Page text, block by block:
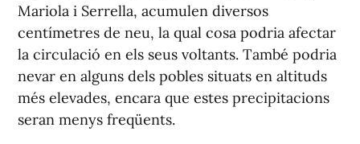
Mariola i Serrella, acumulen diversos
centímetres de neu, la qual cosa podria afectar
la circulació en els seus voltants. També podria
nevar en alguns dels pobles situats en altituds
més elevades, encara que estes precipitacions
seran menys freqüents.